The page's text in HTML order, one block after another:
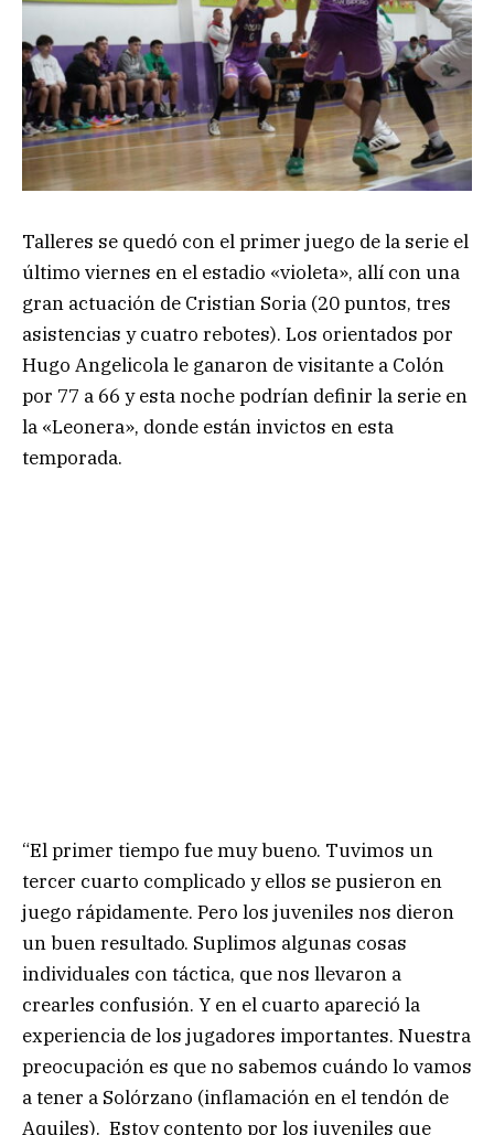
Talleres se quedó con el primer juego de la serie el
último viernes en el estadio «violeta», allí con una
gran actuación de Cristian Soria (20 puntos, tres
asistencias y cuatro rebotes). Los orientados por
Hugo Angelicola le ganaron de visitante a Colón
por 77 a 66 y esta noche podrían definir la serie en
la «Leonera», donde están invictos en esta
temporada.
“El primer tiempo fue muy bueno. Tuvimos un
tercer cuarto complicado y ellos se pusieron en
juego rápidamente. Pero los juveniles nos dieron
un buen resultado. Suplimos algunas cosas
individuales con táctica, que nos llevaron a
crearles confusión. Y en el cuarto apareció la
experiencia de los jugadores importantes. Nuestra
preocupación es que no sabemos cuándo lo vamos
a tener a Solórzano (inflamación en el tendón de
Aquiles). Estoy contento por los juveniles que